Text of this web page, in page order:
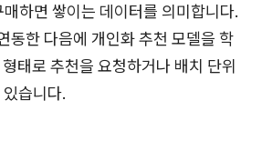
하면 쌓이는 데이터를 의미합니다.
동한 다음에 개인화 추천 모델을 학
태로 추천을 요청하거나 배치 단위
습니다.